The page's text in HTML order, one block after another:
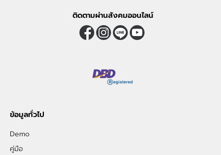
ติดตามผ่านสังคมออนไลน์
ข้อมูลทั่วไป
Demo
คู่มือ